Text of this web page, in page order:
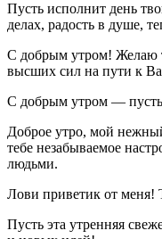
Пусть исполнит день
делах, радость в душе,
С добрым утром! Желаю
высших сил на пути к
С добрым утром — пусть
Доброе утро, мой
тебе незабываемое
людьми.
Лови приветик от меня!
Пусть эта утренняя